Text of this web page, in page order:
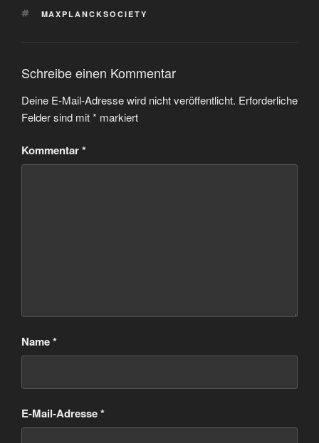
SCHLAGWÖRTER
MAXPLANCKSOCIETY
Schreibe einen Kommentar
Deine E-Mail-Adresse wird nicht veröffentlicht. Erforderliche
Felder sind mit* markiert
Kommentar*
Name*
E-Mail-Adresse*